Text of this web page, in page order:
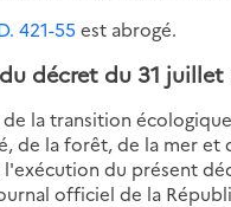
421-55 est abrogé.
décret du 31 juillet
la transition
de la forêt, de la mer et
l'exécution du présent
officiel de la